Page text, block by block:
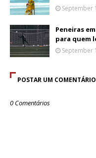
September
Peneiras
para quem
September
POSTAR UM COMENTÁRIO
0 Comentários